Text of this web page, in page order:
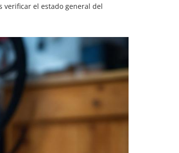
verificar el estado general del